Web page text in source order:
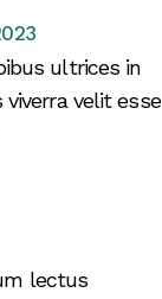
ultrices in
velit esse
lectus